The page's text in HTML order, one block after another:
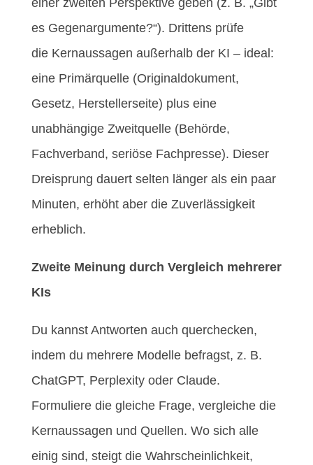
es Gegenargumente?“). Drittens prüfe
die Kernaussagen außerhalb der KI – ideal:
eine Primärquelle (Originaldokument,
Gesetz, Herstellerseite) plus eine
unabhängige Zweitquelle (Behörde,
Fachverband, seriöse Fachpresse). Dieser
Dreisprung dauert selten länger als ein paar
Minuten, erhöht aber die Zuverlässigkeit
erheblich.
Zweite Meinung durch Vergleich mehrerer
KIs
Du kannst Antworten auch querchecken,
indem du mehrere Modelle befragst, z. B.
ChatGPT, Perplexity oder Claude.
Formuliere die gleiche Frage, vergleiche die
Kernaussagen und Quellen. Wo sich alle
einig sind, steigt die Wahrscheinlichkeit,